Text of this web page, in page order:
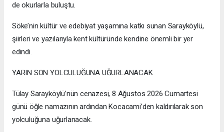
de okurlarla buluştu.
Söke’nin kültür ve edebiyat yaşamına katkı sunan Sarayköylü,
şiirleri ve yazılarıyla kent kültüründe kendine önemli bir yer
edindi.
YARIN SON YOLCULUĞUNA UĞURLANACAK
Tülay Sarayköylü’nün cenazesi, 8 Ağustos 2026 Cumartesi
günü öğle namazının ardından Kocacami’den kaldırılarak son
yolculuğuna uğurlanacak.